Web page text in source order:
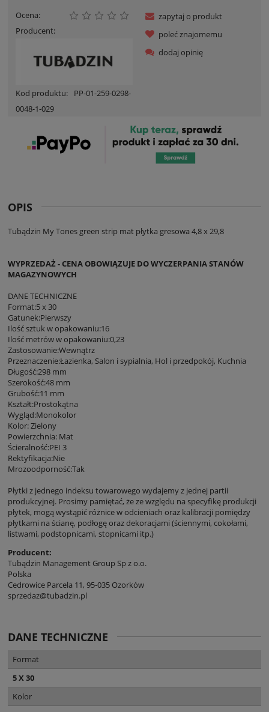
Ocena:
Producent:
Kod produktu:
PP-01-259-0298-
0048-1-029
zapytaj o produkt
poleć znajomemu
dodaj opinię
OPIS
Tubądzin My Tones green strip mat płytka gresowa 4,8 x 29,8
WYPRZEDAŻ - CENA OBOWIĄZUJE DO WYCZERPANIA STANÓW
MAGAZYNOWYCH
DANE TECHNICZNE
Format:5 x 30
Gatunek:Pierwszy
Ilość sztuk w opakowaniu:16
Ilość metrów w opakowaniu:0,23
Zastosowanie:Wewnątrz
Przeznaczenie:Łazienka, Salon i sypialnia, Hol i przedpokój, Kuchnia
Długość:298 mm
Szerokość:48 mm
Grubość:11 mm
Kształt:Prostokątna
Wygląd:Monokolor
Kolor: Zielony
Powierzchnia: Mat
Ścieralność:PEI 3
Rektyfikacja:Nie
Mrozoodporność:Tak
Płytki z jednego indeksu towarowego wydajemy z jednej partii
produkcyjnej. Prosimy pamiętać, że ze względu na specyfikę produkcji
płytek, mogą wystąpić różnice w odcieniach oraz kalibracji pomiędzy
płytkami na ścianę, podłogę oraz dekoracjami (ściennymi, cokołami,
listwami, podstopnicami, stopnicami itp.)
Producent:
Tubądzin Management Group Sp z o.o.
Polska
Cedrowice Parcela 11, 95-035 Ozorków
sprzedaz@tubadzin.pl
DANE TECHNICZNE
Format
5 X 30
Kolor